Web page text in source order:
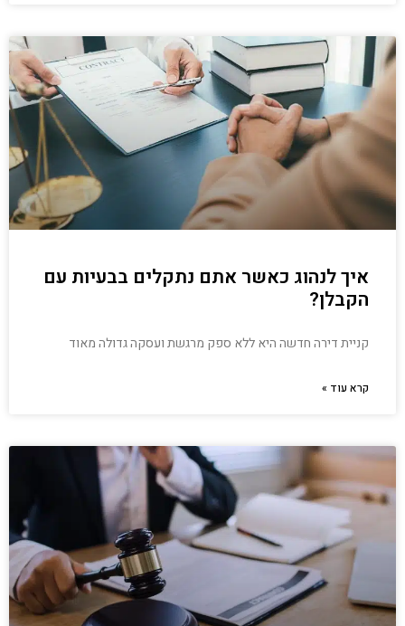
איך לנהוג כאשר אתם נתקלים בבעיות עם
הקבלן?
קניית דירה חדשה היא ללא ספק מרגשת ועסקה גדולה מאוד
קרא עוד »